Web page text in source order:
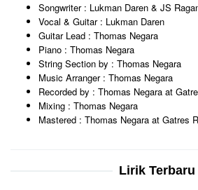
Songwriter : Lukman Daren & JS
Vocal & Guitar : Lukman Daren
Guitar Lead : Thomas Negara
Piano : Thomas Negara
String Section by : Thomas Negara
Music Arranger : Thomas Negara
Recorded by : Thomas Negara at
Mixing : Thomas Negara
Mastered : Thomas Negara at Gatres
Lirik Terbaru